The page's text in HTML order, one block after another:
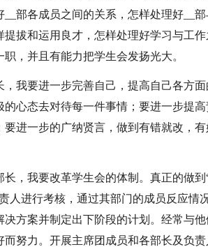
部各成员之间的关系，怎样处理好__
拔和运用良才，怎样处理好学习与工
，并且有能力把学生会发扬光大。
，我要进一步完善自己，提高自己各方
心态去对待每一件事情；要进一步提高
进一步的广纳贤言，做到有错就改，
，我要改革学生会的体制。真正的做到
人进行考核，通过其部门的成员反应情
方案并制定出下阶段的计划。经常与
努力。开展主席团成员和各部长及负